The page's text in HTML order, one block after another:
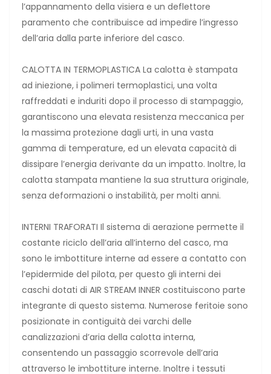
l’appannamento della visiera e un deflettore
paramento che contribuisce ad impedire l’ingresso
dell’aria dalla parte inferiore del casco.
CALOTTA IN TERMOPLASTICA La calotta è stampata
ad iniezione, i polimeri termoplastici, una volta
raffreddati e induriti dopo il processo di stampaggio,
garantiscono una elevata resistenza meccanica per
la massima protezione dagli urti, in una vasta
gamma di temperature, ed un elevata capacità di
dissipare l’energia derivante da un impatto. Inoltre, la
calotta stampata mantiene la sua struttura originale,
senza deformazioni o instabilità, per molti anni.
INTERNI TRAFORATI Il sistema di aerazione permette il
costante riciclo dell’aria all’interno del casco, ma
sono le imbottiture interne ad essere a contatto con
l’epidermide del pilota, per questo gli interni dei
caschi dotati di AIR STREAM INNER costituiscono parte
integrante di questo sistema. Numerose feritoie sono
posizionate in contiguità dei varchi delle
canalizzazioni d’aria della calotta interna,
consentendo un passaggio scorrevole dell’aria
attraverso le imbottiture interne. Inoltre i tessuti